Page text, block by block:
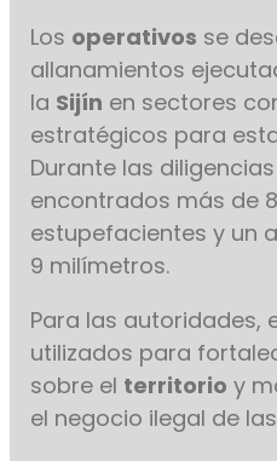
Los operativos se
allanamientos
la Sijín en sectores
estratégicos para
Durante las
encontrados más de
estupefacientes y un
9 milímetros.
Para las autoridades,
utilizados para
sobre el territorio y
el negocio ilegal de las